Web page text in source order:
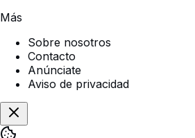
Más
Sobre nosotros
Contacto
Anúnciate
Aviso de privacidad